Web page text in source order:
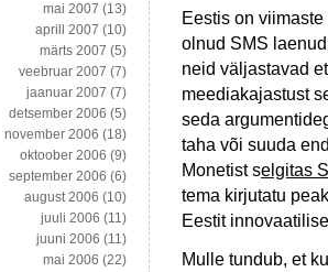
Eestis on
olnud SMS
neid väljastavad
meediakajastust
seda
taha või suuda
Monetist selgitas
tema kirjutatu
Eestit
Mulle tundub, et
mai 2007 (13)
aprill 2007 (10)
märts 2007 (5)
veebruar 2007 (7)
jaanuar 2007 (7)
detsember 2006 (5)
november 2006 (18)
oktoober 2006 (9)
september 2006 (6)
august 2006 (10)
juuli 2006 (11)
juuni 2006 (11)
mai 2006 (22)